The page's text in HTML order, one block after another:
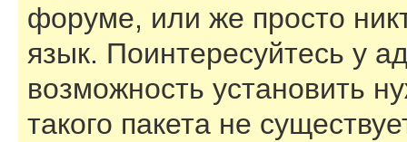
форуме, или же просто
язык. Поинтересуйтесь у
возможность установить
такого пакета не